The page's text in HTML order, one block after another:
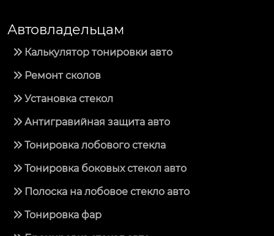
Автовладельцам
Калькулятор тонировки авто
Ремонт сколов
Установка стекол
Антигравийная защита авто
Тонировка лобового стекла
Тонировка боковых стекол авто
Полоска на лобовое стекло авто
Тонировка фар